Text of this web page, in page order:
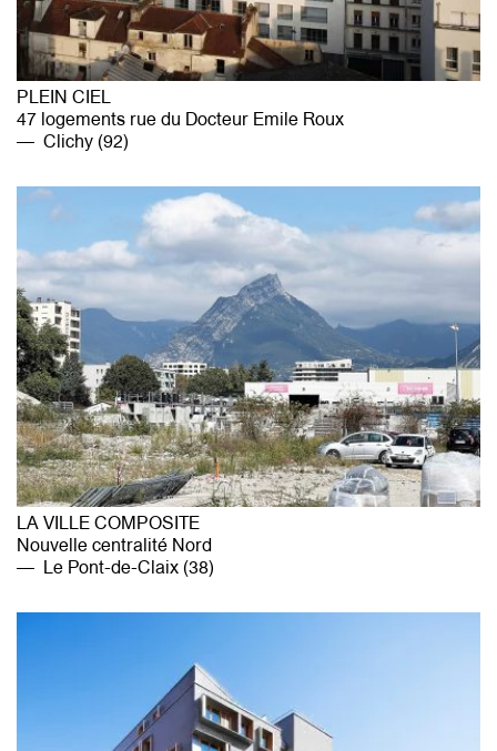
PLEIN CIEL
47 logements rue du Docteur Emile Roux
Clichy (92)
LA VILLE COMPOSITE
Nouvelle centralité Nord
Le Pont-de-Claix (38)